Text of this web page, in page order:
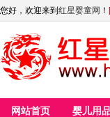
您好，欢迎来到 红星婴童网 ！
网站首页 婴儿用